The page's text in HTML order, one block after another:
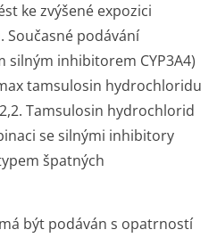
ke zvýšené expozici
podávání
silným inhibitorem CYP3A4)
tamsulosin hydrochloridu
Tamsulosin hydrochlorid
se silnými inhibitory
špatných
být podáván s opatrností